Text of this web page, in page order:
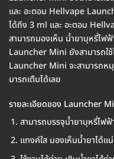
และ อะตอม Hellvape
ได้ถึง 3 ml และ อะตอม
สามารถมองเห็น น้ำยาบุหรี่ไฟ
Launcher Mini ยังสามารถใ
Launcher Mini จะสามารถห
มารถเตืมได้เลย
รายละเอียดของ Launcher
สามารถบรรจุน้ำยาบุหรี่ไฟ
แทงค์ใส มองเห็นน้ำยาได้แ